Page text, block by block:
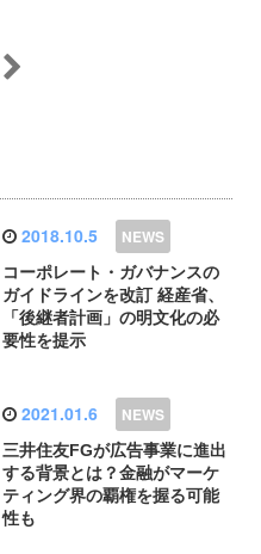
2018.10.5
コーポレート・ガバナンスの
ガイドラインを改訂 経産省、
「後継者計画」の明文化の必
要性を提示
2021.01.6
三井住友FGが広告事業に進出
する背景とは？金融がマーケ
ティング界の覇権を握る可能
性も